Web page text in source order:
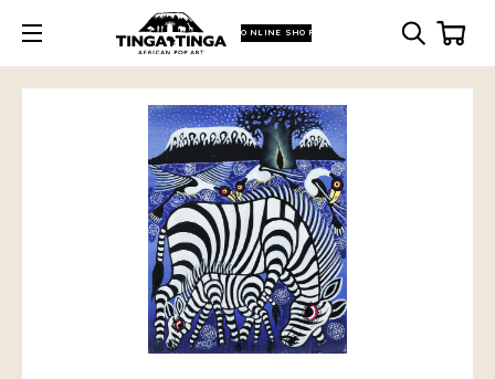
ONLINE SHOP